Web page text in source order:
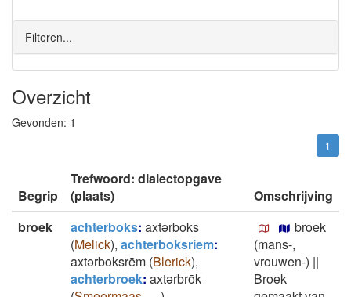
Filteren...
Overzicht
Gevonden: 1
1
Begrip
Trefwoord: dialectopgave
(plaats)
Omschrijving
broek
achterboks: axtǝrboks
(Melick), achterboksriem:
axtǝrboksrēm (Blerick),
achterbroek: axtǝrbrōk
broek
(mans-,
vrouwen-) ||
Broek